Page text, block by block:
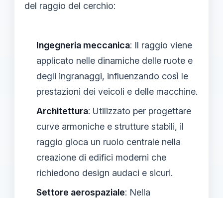
del raggio del cerchio:
Ingegneria meccanica: Il raggio viene
applicato nelle dinamiche delle ruote e
degli ingranaggi, influenzando così le
prestazioni dei veicoli e delle macchine.
Architettura: Utilizzato per progettare
curve armoniche e strutture stabili, il
raggio gioca un ruolo centrale nella
creazione di edifici moderni che
richiedono design audaci e sicuri.
Settore aerospaziale: Nella